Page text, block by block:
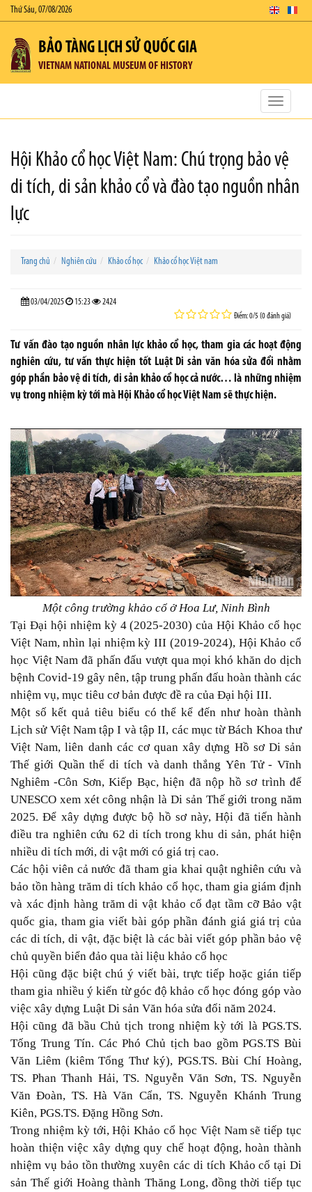
Thứ Sáu, 07/08/2026
BẢO TÀNG LỊCH SỬ QUỐC GIA
VIETNAM NATIONAL MUSEUM OF HISTORY
Toggle
Hội Khảo cổ học Việt Nam: Chú trọng bảo vệ
di tích, di sản khảo cổ và đào tạo nguồn nhân
lực
Trang chủ Nghiên cứu Khảo cổ học Khảo cổ học Việt nam
03/04/2025 15:23 2424
Điểm: 0/5 (0 đánh giá)
Tư vấn đào tạo nguồn nhân lực khảo cổ học, tham gia các hoạt động
nghiên cứu, tư vấn thực hiện tốt Luật Di sản văn hóa sửa đổi nhằm
góp phần bảo vệ di tích, di sản khảo cổ học cả nước… là những nhiệm
vụ trong nhiệm kỳ tới mà Hội Khảo cổ học Việt Nam sẽ thực hiện.
Một công trường khảo cổ ở Hoa Lư, Ninh Bình
Tại Đại hội nhiệm kỳ 4 (2025-2030) của Hội Khảo cổ học
Việt Nam, nhìn lại nhiệm kỳ III (2019-2024), Hội Khảo cổ
học Việt Nam đã phấn đấu vượt qua mọi khó khăn do dịch
bệnh Covid-19 gây nên, tập trung phấn đấu hoàn thành các
nhiệm vụ, mục tiêu cơ bản được đề ra của Đại hội III.
Một số kết quả tiêu biểu có thể kể đến như hoàn thành
Lịch sử Việt Nam tập I và tập II, các mục từ Bách Khoa thư
Việt Nam, liên danh các cơ quan xây dựng Hồ sơ Di sản
Thế giới Quần thể di tích và danh thắng Yên Tử - Vĩnh
Nghiêm -Côn Sơn, Kiếp Bạc, hiện đã nộp hồ sơ trình để
UNESCO xem xét công nhận là Di sản Thế giới trong năm
2025. Để xây dựng được bộ hồ sơ này, Hội đã tiến hành
điều tra nghiên cứu 62 di tích trong khu di sản, phát hiện
nhiều di tích mới, di vật mới có giá trị cao.
Các hội viên cả nước đã tham gia khai quật nghiên cứu và
bảo tồn hàng trăm di tích khảo cổ học, tham gia giám định
và xác định hàng trăm di vật khảo cổ đạt tầm cỡ Bảo vật
quốc gia, tham gia viết bài góp phần đánh giá giá trị của
các di tích, di vật, đặc biệt là các bài viết góp phần bảo vệ
chủ quyền biển đảo qua tài liệu khảo cổ học
Hội cũng đặc biệt chú ý viết bài, trực tiếp hoặc gián tiếp
tham gia nhiều ý kiến từ góc độ khảo cổ học đóng góp vào
việc xây dựng Luật Di sản Văn hóa sửa đổi năm 2024.
Hội cũng đã bầu Chủ tịch trong nhiệm kỳ tới là PGS.TS.
Tống Trung Tín. Các Phó Chủ tịch bao gồm PGS.TS Bùi
Văn Liêm (kiêm Tổng Thư ký), PGS.TS. Bùi Chí Hoàng,
TS. Phan Thanh Hải, TS. Nguyễn Văn Sơn, TS. Nguyễn
Văn Đoàn, TS. Hà Văn Cẩn, TS. Nguyễn Khánh Trung
Kiên, PGS.TS. Đặng Hồng Sơn.
Trong nhiệm kỳ tới, Hội Khảo cổ học Việt Nam sẽ tiếp tục
hoàn thiện việc xây dựng quy chế hoạt động, hoàn thành
nhiệm vụ bảo tồn thường xuyên các di tích Khảo cổ tại Di
sản Thế giới Hoàng thành Thăng Long, đồng thời tiếp tục